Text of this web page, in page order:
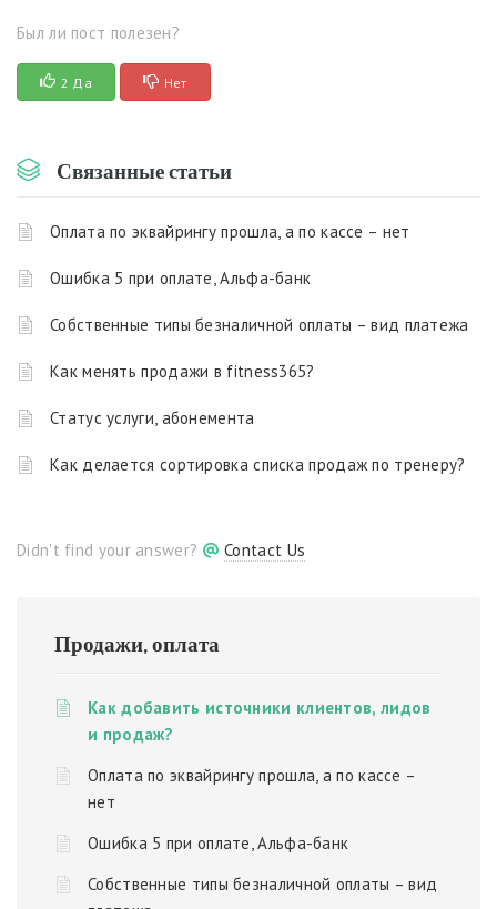
Был ли пост полезен?
2 Да Нет
Связанные статьи
Оплата по эквайрингу прошла, а по кассе – нет
Ошибка 5 при оплате, Альфа-банк
Собственные типы безналичной оплаты – вид платежа
Как менять продажи в fitness365?
Статус услуги, абонемента
Как делается сортировка списка продаж по тренеру?
Didn't find your answer? Contact Us
Продажи, оплата
Как добавить источники клиентов, лидов
и продаж?
Оплата по эквайрингу прошла, а по кассе –
нет
Ошибка 5 при оплате, Альфа-банк
Собственные типы безналичной оплаты – вид